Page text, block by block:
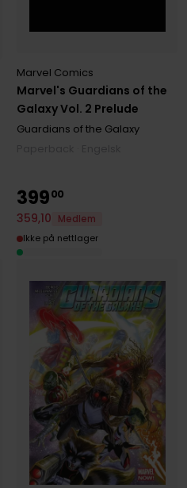
Marvel's Guardians of the
Galaxy Vol. 2 Prelude
Marvel Comics
Guardians of the Galaxy
39900
359,10
Medlem
Ikke på nettlager